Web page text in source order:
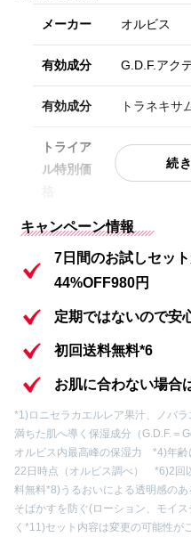
メーカー オルビス
有効成分 G.D.F.アク
有効成分 トラネキ
トライア
ル特別価
初回限定
内容① 化粧水 7日間
内容② 保湿液 7日間
内容③ 洗顔料 7日
内容④ オルビス ザ
内容⑤ クレンジン
内容⑥ オリジナル
キャンペーン情報
7日間のお試しセッ
44%OFF980円
定期ではないので安
初回送料無料*6
お肌に合わない場合
*1)ロニセラカエルレア果汁、ノバ
満ちた肌へ導く保湿成分（G.D.F.
オルビス内最高峰の保湿力 *4)年齢
22日時点（オルビス調べ） *6)2回
料無料*8)うるおいによる透明感の
そばかすを防ぐ(ローション、モイ
く *11)セット内容は変更の可能性が